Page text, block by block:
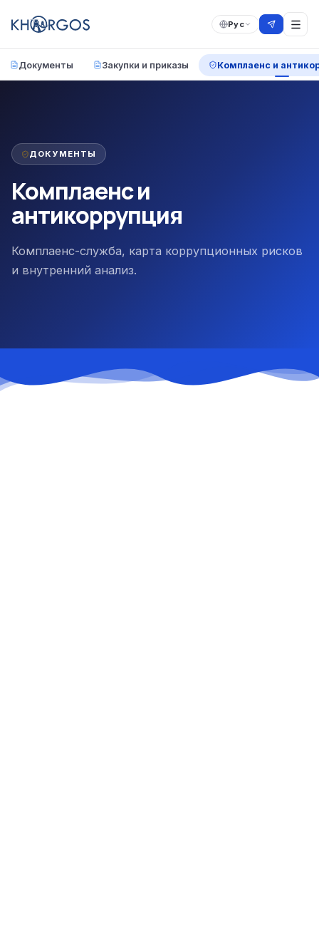
Рус
Документы Закупки и приказы Комплаенс и
ДОКУМЕНТЫ
Комплаенс и
антикоррупция
Комплаенс-служба, карта коррупционных рисков
и внутренний анализ.